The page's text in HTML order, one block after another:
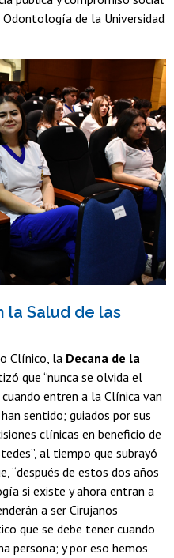
de la Universidad
la Salud de las
Clínico, la Decana de la
que “nunca se olvida el
entren a la Clínica van
sentido; guiados por sus
clínicas en beneficio de
al tiempo que subrayó
“después de estos dos años
si existe y ahora entran a
a ser Cirujanos
que se debe tener cuando
persona; y por eso hemos